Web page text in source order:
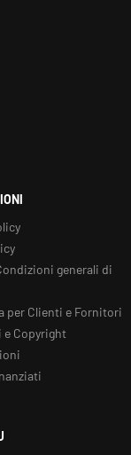
generali di
per Clienti e Fornitori
e Copyright